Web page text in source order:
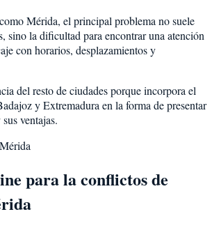
Mérida, el principal problema no suele
sino la dificultad para encontrar una atención
con horarios, desplazamientos y
del resto de ciudades porque incorpora el
yExtremadura en la forma de presentar
ventajas.
Mérida
para laconflictos de